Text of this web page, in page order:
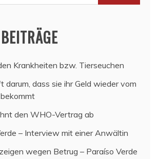
Krankheiten bzw. Tierseuchen
darum, dass sie ihr Geld wieder vom
den WHO-Vertrag ab
– Interview mit einer Anwältin
wegen Betrug – Paraíso Verde